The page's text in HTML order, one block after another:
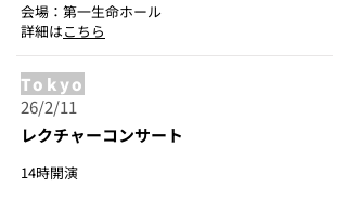
会場：第一生命ホール
詳細はこちら
Tokyo
26/2/11
レクチャーコンサート
14時開演